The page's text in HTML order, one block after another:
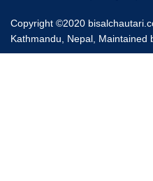
Copyright ©2020
Kathmandu, Nepal, Maintained